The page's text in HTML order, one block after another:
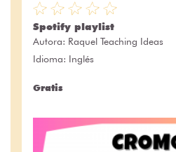
Spotify playlist
Autora: Raquel Teaching Ideas
Idioma: Inglés
Gratis